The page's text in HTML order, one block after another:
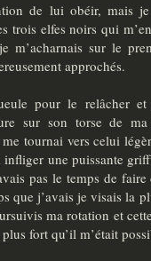
de lui obéir, mais
trois elfes noirs qui
m’acharnais sur le
approchés.
pour le relâcher
sur son torse de
tournai vers celui
une puissante
pas le temps de
que j’avais je visais la
ma rotation et
fort qu’il m’était